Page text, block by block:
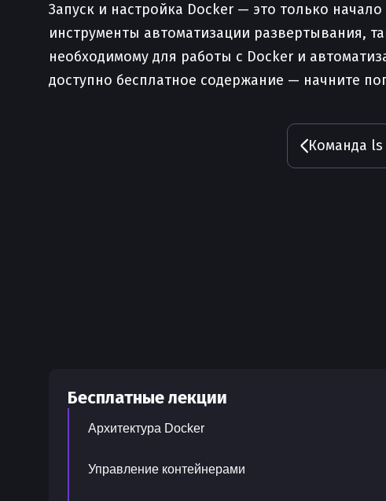
Запуск и настройка Docker — это только
инструменты автоматизации развертывания,
необходимому для работы с Docker и
доступно бесплатное содержание — начните
Команда ls
Бесплатные лекции
Архитектура Docker
Управление контейнерами